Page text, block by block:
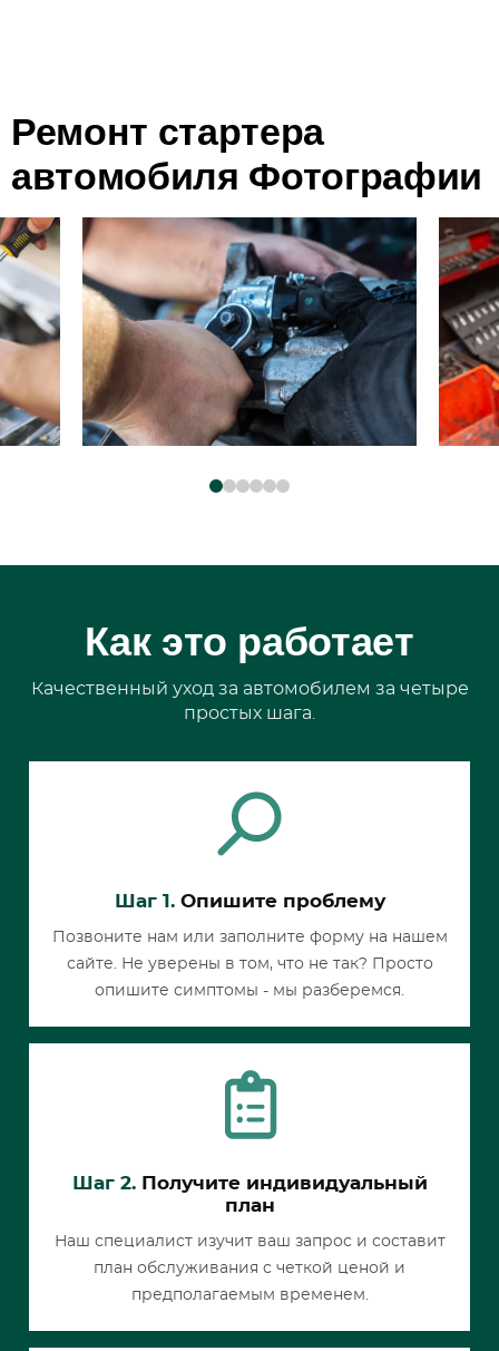
Ремонт стартера
автомобиля Фотографии
Как это работает
Качественный уход за автомобилем за четыре
простых шага.
Шаг 1.Опишите проблему
Позвоните нам или заполните форму на нашем
сайте. Не уверены в том, что не так? Просто
опишите симптомы - мы разберемся.
Шаг 2.Получите индивидуальный
план
Наш специалист изучит ваш запрос и составит
план обслуживания с четкой ценой и
предполагаемым временем.